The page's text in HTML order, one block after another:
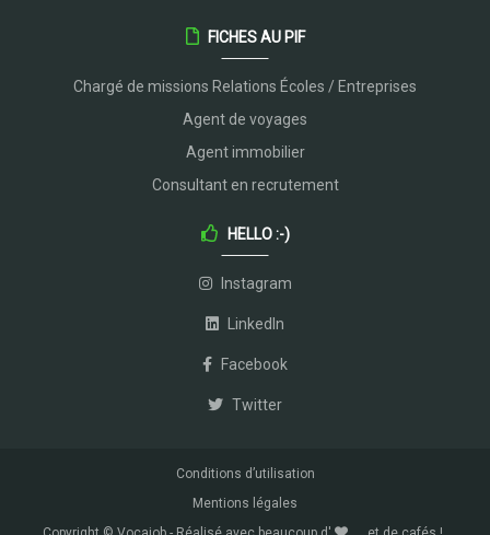
FICHES AU PIF
Chargé de missions Relations Écoles / Entreprises
Agent de voyages
Agent immobilier
Consultant en recrutement
HELLO :-)
Instagram
LinkedIn
Facebook
Twitter
Conditions d’utilisation
Mentions légales